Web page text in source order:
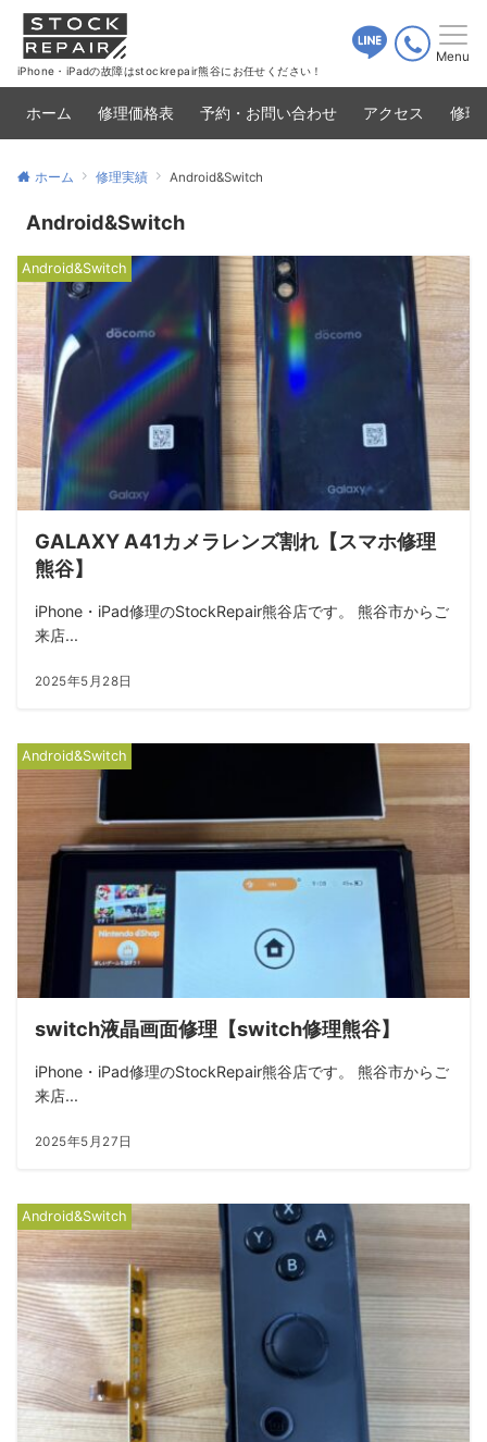
iPhone・iPadの故障はstockrepair熊谷にお任せください！
Menu
ホーム 修理価格表 予約・お問い合わせ アクセス 修理
ホーム 修理実績 Android&Switch
Android&Switch
Android&Switch
GALAXY A41カメラレンズ割れ【スマホ修理
熊谷】
iPhone・iPad修理のStockRepair熊谷店です。 熊谷市からご
来店...
2025年5月28日
Android&Switch
switch液晶画面修理【switch修理熊谷】
iPhone・iPad修理のStockRepair熊谷店です。 熊谷市からご
来店...
2025年5月27日
Android&Switch